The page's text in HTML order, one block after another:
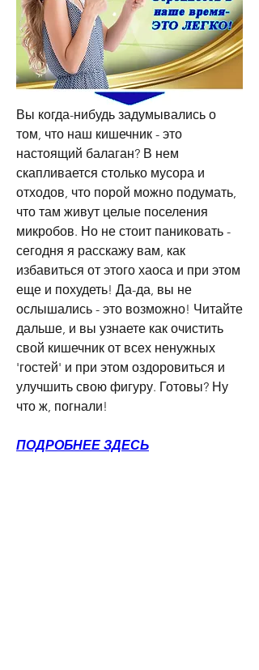
Вы когда-нибудь задумывались о
том, что наш кишечник - это
настоящий балаган? В нем
скапливается столько мусора и
отходов, что порой можно подумать,
что там живут целые поселения
микробов. Но не стоит паниковать -
сегодня я расскажу вам, как
избавиться от этого хаоса и при этом
еще и похудеть! Да-да, вы не
ослышались - это возможно! Читайте
дальше, и вы узнаете как очистить
свой кишечник от всех ненужных
'гостей' и при этом оздоровиться и
улучшить свою фигуру. Готовы? Ну
что ж, погнали!
ПОДРОБНЕЕ ЗДЕСЬ